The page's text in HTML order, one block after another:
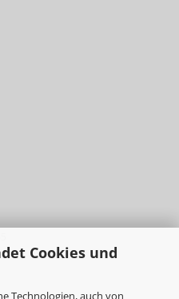
Cookies und
Technologien, auch von